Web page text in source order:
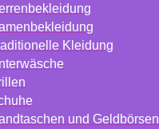
Kleidung
und Geldbörsen